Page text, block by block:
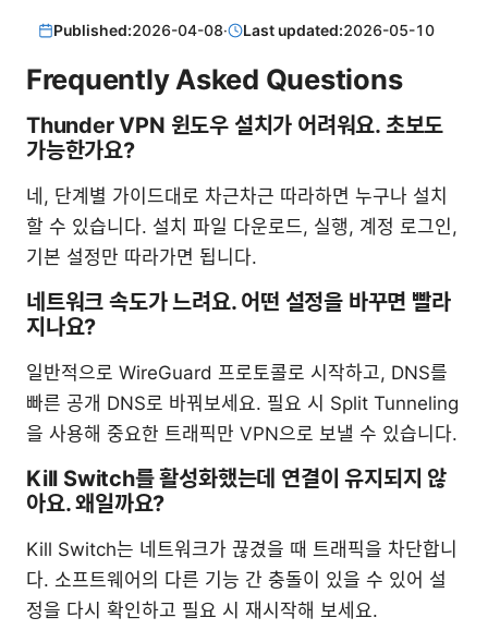
Published:2026-04-08· Last updated:2026-05-10
Frequently Asked Questions
Thunder VPN 윈도우 설치가 어려워요. 초보도
가능한가요?
네, 단계별 가이드대로 차근차근 따라하면 누구나 설치
할 수 있습니다. 설치 파일 다운로드, 실행, 계정 로그인,
기본 설정만 따라가면 됩니다.
네트워크 속도가 느려요. 어떤 설정을 바꾸면 빨라
지나요?
일반적으로 WireGuard 프로토콜로 시작하고, DNS를
빠른 공개 DNS로 바꿔보세요. 필요 시 Split Tunneling
을 사용해 중요한 트래픽만 VPN으로 보낼 수 있습니다.
Kill Switch를 활성화했는데 연결이 유지되지 않
아요. 왜일까요?
Kill Switch는 네트워크가 끊겼을 때 트래픽을 차단합니
다. 소프트웨어의 다른 기능 간 충돌이 있을 수 있어 설
정을 다시 확인하고 필요 시 재시작해 보세요.